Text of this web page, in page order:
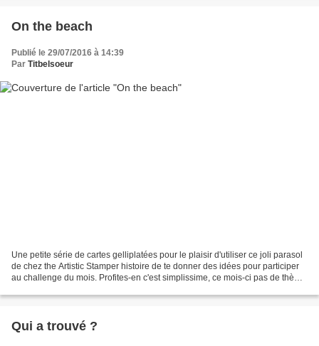
On the beach
Publié le 29/07/2016 à 14:39
Par Titbelsoeur
Une petite série de cartes gelliplatées pour le plaisir d'utiliser ce joli parasol
de chez the Artistic Stamper histoire de te donner des idées pour participer
au challenge du mois. Profites-en c'est simplissime, ce mois-ci pas de thème
Qui a trouvé ?